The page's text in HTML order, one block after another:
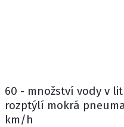
60 - množství vody v
rozptýlí mokrá
km/h